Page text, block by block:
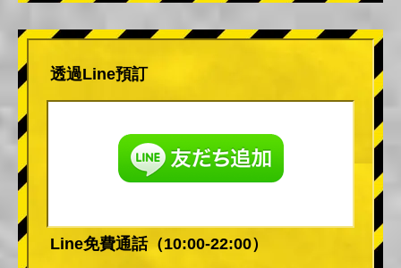
透過Line預訂
Line免費通話（10:00-22:00）